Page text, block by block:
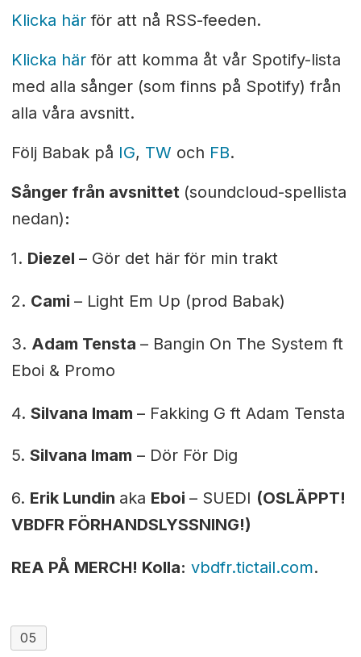
Klicka härför att nå RSS-feeden.
Klicka härför att komma åt vår Spotify-lista
med alla sånger (som finns på Spotify) från
alla våra avsnitt.
Följ Babak på IG, TW och FB.
Sånger från avsnittet (soundcloud-spellista
nedan):
1. Diezel – Gör det här för min trakt
2. Cami – Light Em Up (prod Babak)
3. Adam Tensta – Bangin On The System ft
Eboi & Promo
4. Silvana Imam – Fakking G ft Adam Tensta
5. Silvana Imam – Dör För Dig
6. Erik Lundin aka Eboi – SUEDI (OSLÄPPT!
VBDFR FÖRHANDSLYSSNING!)
REA PÅ MERCH! Kolla: vbdfr.tictail.com.
05